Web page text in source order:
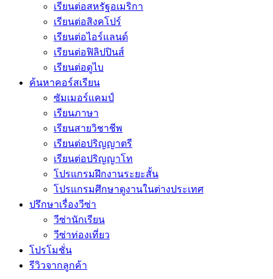
เรียนต่อสหรัฐอเมริกา
เรียนต่อสิงคโปร์
เรียนต่อไอร์แลนด์
เรียนต่อฟิลิปปินส์
เรียนต่อดูไบ
ค้นหาคอร์สเรียน
ซัมเมอร์แคมป์
เรียนภาษา
เรียนสายวิชาชีพ
เรียนต่อปริญญาตรี
เรียนต่อปริญญาโท
โปรแกรมฝึกงานระยะสั้น
โปรแกรมศึกษาดูงานในต่างประเทศ
ปรึกษาเรื่องวีซ่า
วีซ่านักเรียน
วีซ่าท่องเที่ยว
โปรโมชั่น
รีวิวจากลูกค้า